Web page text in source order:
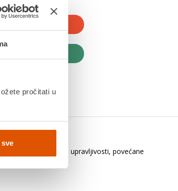
pročitati u
biti uzrok slabe upravljivosti, povećane